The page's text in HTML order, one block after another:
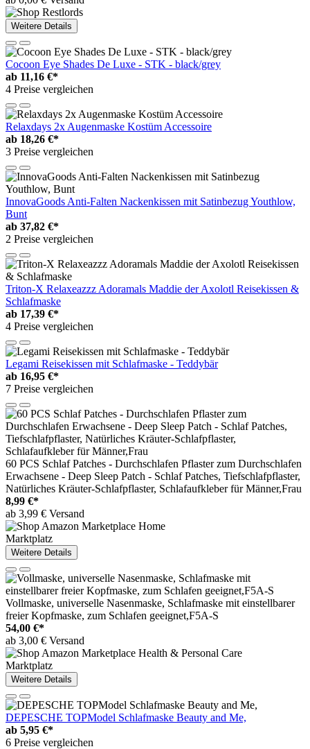
Weitere Details
Cocoon Eye Shades De Luxe - STK - black/grey
ab 11,16 €*
4 Preise vergleichen
Relaxdays 2x Augenmaske Kostüm Accessoire
ab 18,26 €*
3 Preise vergleichen
InnovaGoods Anti-Falten Nackenkissen mit Satinbezug Youthlow,
Bunt
ab 37,82 €*
2 Preise vergleichen
Triton-X Relaxeazzz Adoramals Maddie der Axolotl Reisekissen &
Schlafmaske
ab 17,39 €*
4 Preise vergleichen
Legami Reisekissen mit Schlafmaske - Teddybär
ab 16,95 €*
7 Preise vergleichen
60 PCS Schlaf Patches - Durchschlafen Pflaster zum Durchschlafen
Erwachsene - Deep Sleep Patch - Schlaf Patches, Tiefschlafpflaster,
Natürliches Kräuter-Schlafpflaster, Schlafaufkleber für Männer,Frau
8,99 €*
ab 3,99 € Versand
Marktplatz
Weitere Details
Vollmaske, universelle Nasenmaske, Schlafmaske mit einstellbarer
freier Kopfmaske, zum Schlafen geeignet,F5A-S
54,00 €*
ab 3,00 € Versand
Marktplatz
Weitere Details
DEPESCHE TOPModel Schlafmaske Beauty and Me,
ab 5,95 €*
6 Preise vergleichen